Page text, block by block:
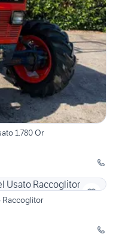
1.780 Or
Raccoglitor